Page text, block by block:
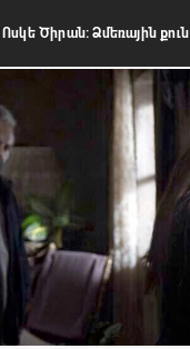
Ոսկե Ծիրան: Ձմեռային քուն